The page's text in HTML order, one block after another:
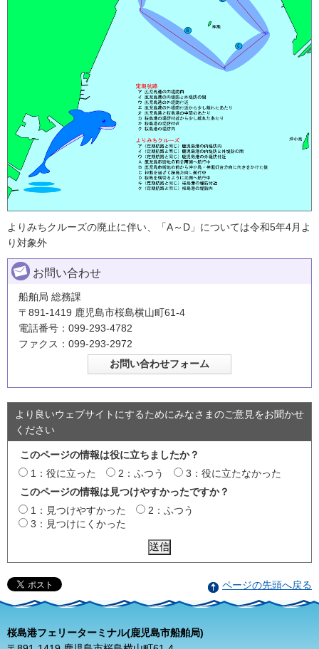
よりみちクルーズの廃止に伴い、「A～D」については令和5年4月よ
り対象外
お問い合わせ
船舶局 総務課
〒891-1419 鹿児島市桜島横山町61-4
電話番号：099-293-4782
ファクス：099-293-2972
より良いウェブサイトにするためにみなさまのご意見をお聞かせ
ください
このページの情報は役に立ちましたか？
1：役に立った
2：ふつう
3：役に立たなかった
このページの情報は見つけやすかったですか？
1：見つけやすかった
2：ふつう
3：見つけにくかった
ページの先頭へ戻る
桜島港フェリーターミナル(鹿児島市船舶局)